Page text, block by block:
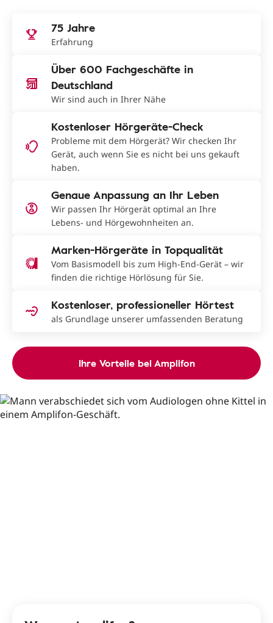
75 Jahre
Erfahrung
Über 600 Fachgeschäfte in
Deutschland
Wir sind auch in Ihrer Nähe
Kostenloser Hörgeräte-Check
Probleme mit dem Hörgerät? Wir checken Ihr
Gerät, auch wenn Sie es nicht bei uns gekauft
haben.
Genaue Anpassung an Ihr Leben
Wir passen Ihr Hörgerät optimal an Ihre
Lebens- und Hörgewohnheiten an.
Marken-Hörgeräte in Topqualität
Vom Basismodell bis zum High-End-Gerät – wir
finden die richtige Hörlösung für Sie.
Kostenloser, professioneller Hörtest
als Grundlage unserer umfassenden Beratung
Ihre Vorteile bei Amplifon